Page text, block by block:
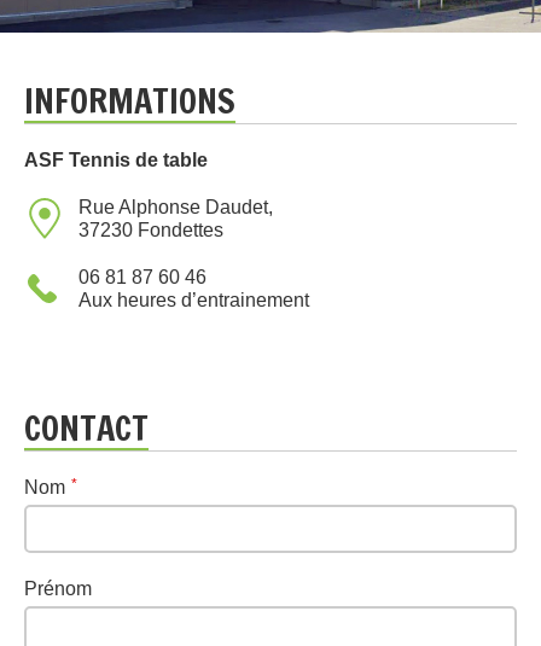
INFORMATIONS
ASF Tennis de table
Rue Alphonse Daudet,
37230 Fondettes
06 81 87 60 46
Aux heures d’entrainement
CONTACT
Nom
Prénom